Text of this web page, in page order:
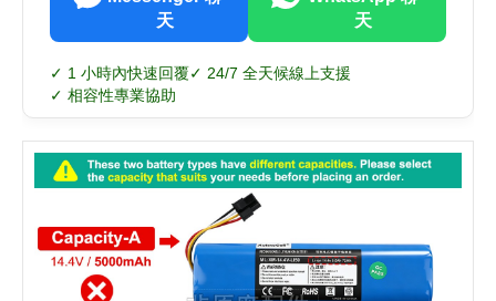
天
天
✓ 1 小時內快速回覆✓ 24/7 全天候線上支援
✓ 相容性專業協助